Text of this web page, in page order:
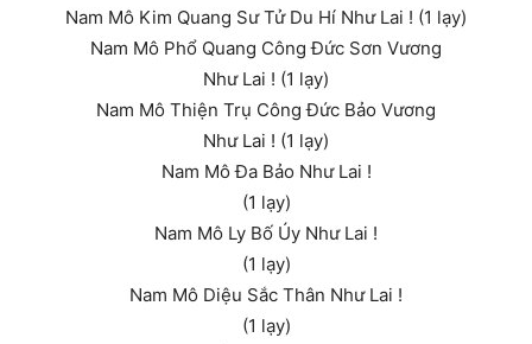
Nam Mô Kim Quang Sư Tử Du Hí Như Lai ! (1 lạy)
Nam Mô Phổ Quang Công Đức Sơn Vương
Như Lai ! (1 lạy)
Nam Mô Thiện Trụ Công Đức Bảo Vương
Như Lai ! (1 lạy)
Nam Mô Đa Bảo Như Lai !
(1 lạy)
Nam Mô Ly Bố Úy Như Lai !
(1 lạy)
Nam Mô Diệu Sắc Thân Như Lai !
(1 lạy)